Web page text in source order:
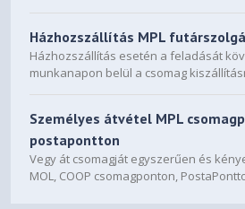
Házhozszállítás MPL
Házhozszállítás esetén a feladását
munkanapon belül a csomag
Személyes átvétel MPL
postapontton
Vegy át csomagját egyszerűen és
MOL, COOP csomagponton,